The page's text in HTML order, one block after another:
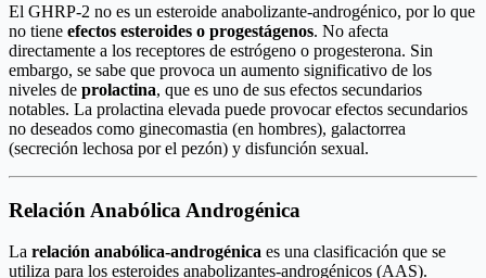
El GHRP-2 no es un esteroide anabolizante-androgénico, por lo que
no tiene efectos esteroides o progestágenos. No afecta
directamente a los receptores de estrógeno o progesterona. Sin
embargo, se sabe que provoca un aumento significativo de los
niveles de prolactina, que es uno de sus efectos secundarios
notables. La prolactina elevada puede provocar efectos secundarios
no deseados como ginecomastia (en hombres), galactorrea
(secreción lechosa por el pezón) y disfunción sexual.
Relación Anabólica Androgénica
La relación anabólica-androgénica es una clasificación que se
utiliza para los esteroides anabolizantes-androgénicos (AAS).